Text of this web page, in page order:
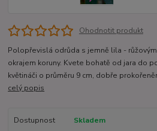
Ohodnotit produkt
Polopřevislá odrůda s jemně lila -
okrajem koruny. Kvete bohatě od jara do
květináči o průměru 9 cm, dobře
celý popis
Dostupnost
Skladem